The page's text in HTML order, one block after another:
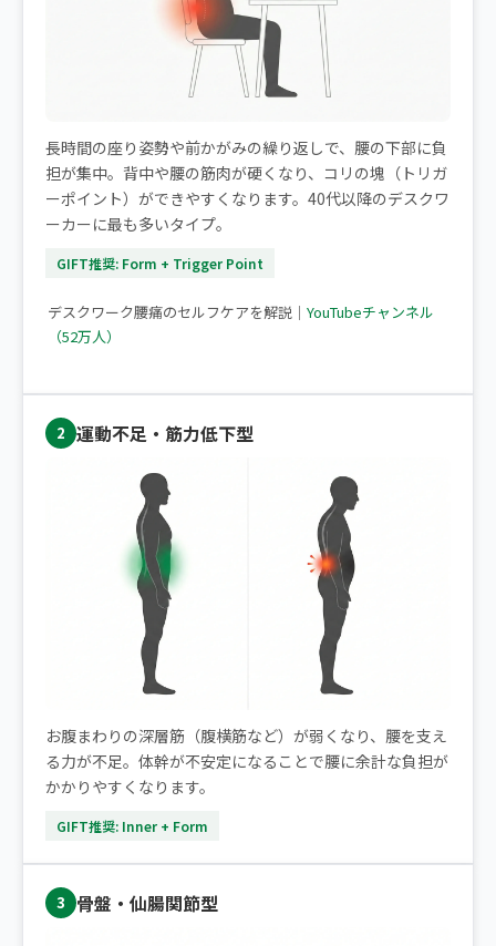
長時間の座り姿勢や前かがみの繰り返しで、腰の下部に負
担が集中。背中や腰の筋肉が硬くなり、コリの塊（トリガ
ーポイント）ができやすくなります。40代以降のデスクワ
ーカーに最も多いタイプ。
GIFT推奨: Form + Trigger Point
▶ デスクワークで腰痛になりやすい方へ
デスクワーク腰痛のセルフケアを解説｜ YouTubeチャンネル
（52万人）
2 運動不足・筋力低下型
お腹まわりの深層筋（腹横筋など）が弱くなり、腰を支え
る力が不足。体幹が不安定になることで腰に余計な負担が
かかりやすくなります。
GIFT推奨: Inner + Form
3 骨盤・仙腸関節型